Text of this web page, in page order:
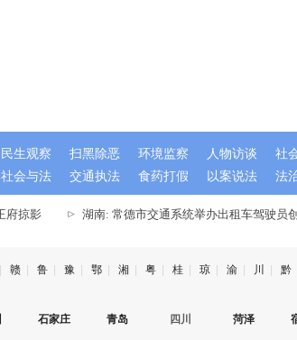
掠影 湖南: 常德市交通系统举办出租车驾驶员
社会与法 交通执法 食药打假 以案说法 法
民生观察 扫黑除恶 环境监察 人物访谈 社
赣 鲁 豫 鄂 湘 粤 桂 琼 渝 川 黔
石家庄 青岛 四川 菏泽